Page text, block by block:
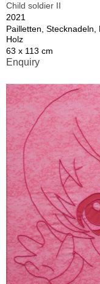
Child soldier II
2021
Pailletten,
Holz
63 x 113 cm
Enquiry